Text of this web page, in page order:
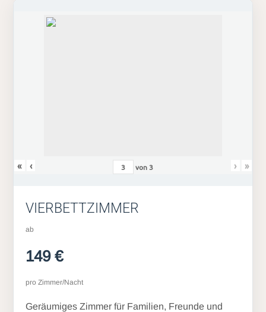
« ‹ von3 › »
VIERBETTZIMMER
ab
149 €
pro Zimmer/Nacht
Geräumiges Zimmer für Familien, Freunde und